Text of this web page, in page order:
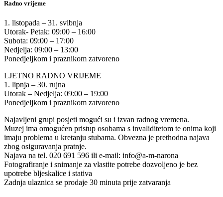
Radno vrijeme
1. listopada – 31. svibnja
Utorak- Petak: 09:00 – 16:00
Subota: 09:00 – 17:00
Nedjelja: 09:00 – 13:00
Ponedjeljkom i praznikom zatvoreno
LJETNO RADNO VRIJEME
1. lipnja – 30. rujna
Utorak – Nedjelja: 09:00 – 19:00
Ponedjeljkom i praznikom zatvoreno
Najavljeni grupi posjeti mogući su i izvan radnog vremena.
Muzej ima omogućen pristup osobama s invaliditetom te onima koji
imaju problema u kretanju stubama. Obvezna je prethodna najava
zbog osiguravanja pratnje.
Najava na tel. 020 691 596 ili e-mail: info@a-m-narona
Fotografiranje i snimanje za vlastite potrebe dozvoljeno je bez
upotrebe bljeskalice i stativa
Zadnja ulaznica se prodaje 30 minuta prije zatvaranja